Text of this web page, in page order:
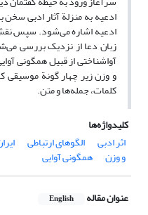
ادعیه به منزلة آثار ادبی
ادعیه اشاره می‌شود. سپس
زبان دعا از نزدیک بررسی
آواشناختی از قبیل همگونی
و وزن زیر چهار گونة
کلمات، جمله‌ها و متن.
کلیدواژه‌ها
اثر ادبی
الگوهای ارتباطی
و وزن همگونی آوایی
عنوان مقاله English